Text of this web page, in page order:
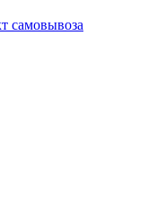
самовывоза